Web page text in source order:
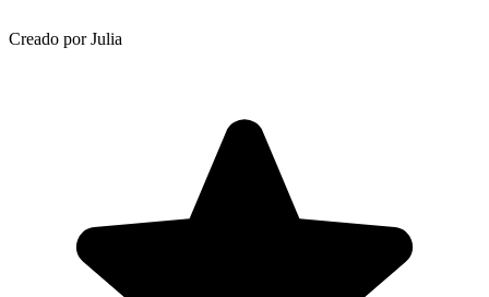
Creado por Julia